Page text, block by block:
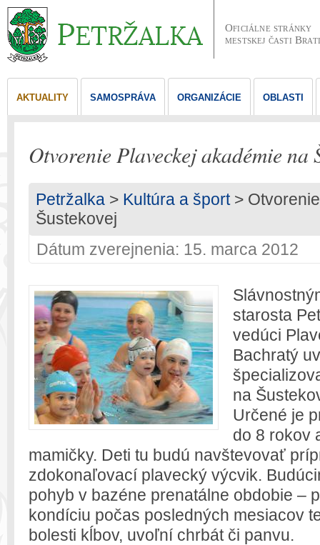
Oficiálne stránky
mestskej časti
AKTUALITY SAMOSPRÁVA ORGANIZÁCIE OBLASTI
Otvorenie Plaveckej akadémie na
Petržalka > Kultúra a šport>
Šustekovej
Dátum zverejnenia: 15. marca 2012
starosta
vedúci
Bachratý
na
Určené je
do 8 rokov
mamičky. Deti tu budú navštevovať
zdokonaľovací plavecký výcvik.
pohyb v bazéne prenatálne obdobie –
kondíciu počas posledných mesiacov
bolesti kĺbov, uvoľní chrbát či panvu.